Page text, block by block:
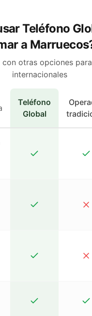
Teléfono
a
otras opciones
internacionales
Teléfono
Global